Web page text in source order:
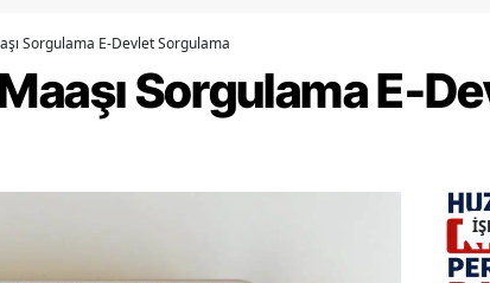
Sorgulama E-Devlet Sorgulama
Sorgulama E-